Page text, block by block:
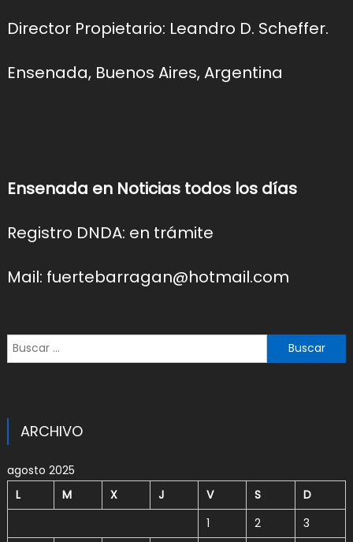
Director Propietario: Leandro D. Scheffer.
Ensenada, Buenos Aires, Argentina
Ensenada en Noticias todos los días
Registro DNDA: en trámite
Mail: fuertebarragan@hotmail.com
Buscar:
ARCHIVO
agosto 2025
L
M X J V S
D
1
2 3